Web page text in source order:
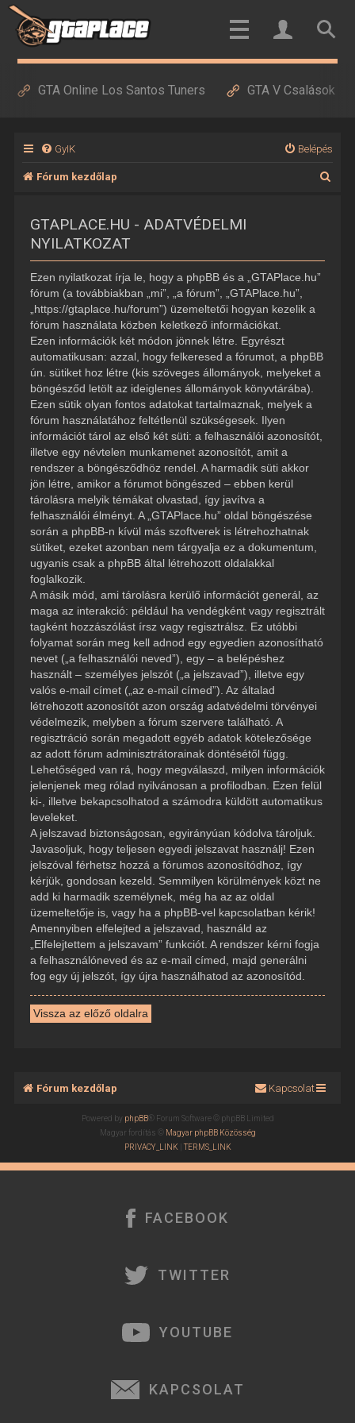
GTA Online Los Santos Tuners GTA V Csalások
GyIK Belépés
Fórum kezdőlap
GTAPLACE.HU - ADATVÉDELMI
NYILATKOZAT
Ezen nyilatkozat írja le, hogy a phpBB és a „GTAPlace.hu”
fórum (a továbbiakban „mi”, „a fórum”, „GTAPlace.hu”,
„https://gtaplace.hu/forum”) üzemeltetői hogyan kezelik a
fórum használata közben keletkező információkat.
Ezen információk két módon jönnek létre. Egyrészt
automatikusan: azzal, hogy felkeresed a fórumot, a phpBB
ún. sütiket hoz létre (kis szöveges állományok, melyeket a
böngésződ letölt az ideiglenes állományok könyvtárába).
Ezen sütik olyan fontos adatokat tartalmaznak, melyek a
fórum használatához feltétlenül szükségesek. Ilyen
információt tárol az első két süti: a felhasználói azonosítót,
illetve egy névtelen munkamenet azonosítót, amit a
rendszer a böngésződhöz rendel. A harmadik süti akkor
jön létre, amikor a fórumot böngészed – ebben kerül
tárolásra melyik témákat olvastad, így javítva a
felhasználói élményt. A „GTAPlace.hu” oldal böngészése
során a phpBB-n kívül más szoftverek is létrehozhatnak
sütiket, ezeket azonban nem tárgyalja ez a dokumentum,
ugyanis csak a phpBB által létrehozott oldalakkal
foglalkozik.
A másik mód, ami tárolásra kerülő információt generál, az
maga az interakció: például ha vendégként vagy regisztrált
tagként hozzászólást írsz vagy regisztrálsz. Ez utóbbi
folyamat során meg kell adnod egy egyedien azonosítható
nevet („a felhasználói neved”), egy – a belépéshez
használt – személyes jelszót („a jelszavad”), illetve egy
valós e-mail címet („az e-mail címed”). Az általad
létrehozott azonosítót azon ország adatvédelmi törvényei
védelmezik, melyben a fórum szervere található. A
regisztráció során megadott egyéb adatok kötelezősége
az adott fórum adminisztrátorainak döntésétől függ.
Lehetőséged van rá, hogy megválaszd, milyen információk
jelenjenek meg rólad nyilvánosan a profilodban. Ezen felül
ki-, illetve bekapcsolhatod a számodra küldött automatikus
leveleket.
A jelszavad biztonságosan, egyirányúan kódolva tároljuk.
Javasoljuk, hogy teljesen egyedi jelszavat használj! Ezen
jelszóval férhetsz hozzá a fórumos azonosítódhoz, így
kérjük, gondosan kezeld. Semmilyen körülmények közt ne
add ki harmadik személynek, még ha az az oldal
üzemeltetője is, vagy ha a phpBB-vel kapcsolatban kérik!
Amennyiben elfelejted a jelszavad, használd az
„Elfelejtettem a jelszavam” funkciót. A rendszer kérni fogja
a felhasználóneved és az e-mail címed, majd generálni
fog egy új jelszót, így újra használhatod az azonosítód.
Vissza az előző oldalra
Fórum kezdőlap Kapcsolat
Powered by phpBB® Forum Software © phpBB Limited
Magyar fordítás © Magyar phpBB Közösség
PRIVACY_LINK |TERMS_LINK
FACEBOOK
TWITTER
YOUTUBE
KAPCSOLAT